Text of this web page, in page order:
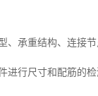
、承重结构、连接
进行尺寸和配筋的